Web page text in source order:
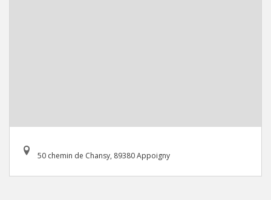
50 chemin de Chansy, 89380 Appoigny